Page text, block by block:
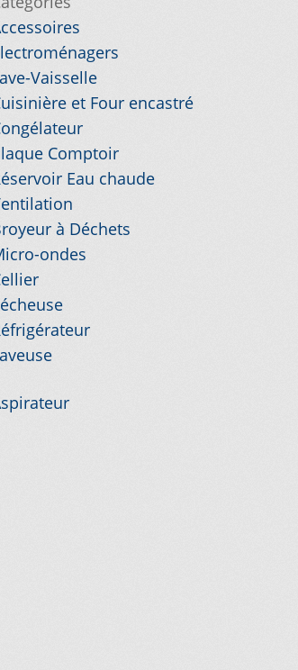
Vaisselle
et Four encastré
Comptoir
Eau chaude
à Déchets
ondes